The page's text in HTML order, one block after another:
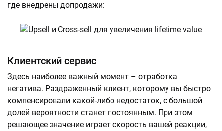
где внедрены допродажи:
Клиентский сервис
Здесь наиболее важный момент – отработка
негатива. Раздраженный клиент, которому вы быстро
компенсировали какой-либо недостаток, с большой
долей вероятности станет постоянным. При этом
решающее значение играет скорость вашей реакции,